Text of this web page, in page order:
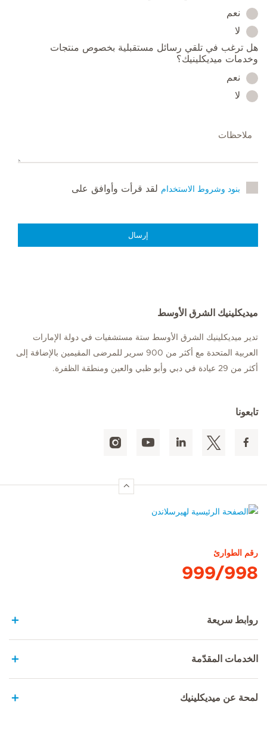
نعم
لا
هل ترغب في تلقي رسائل مستقبلية بخصوص منتجات
وخدمات ميديكلينيك؟
نعم
لا
بنود وشروط الاستخدام لقد قرأت وأوافق على
إرسال
ميديكلينيك الشرق الأوسط
تدير ميديكلينيك الشرق الأوسط ستة مستشفيات في دولة الإمارات
العربية المتحدة مع أكثر من 900 سرير للمرضى المقيمين بالإضافة إلى
أكثر من 29 عيادة في دبي وأبو ظبي والعين ومنطقة الظفرة.
تابعونا
رقم الطوارئ
999/998
روابط سريعة
الخدمات المقدّمة
لمحة عن ميديكلينيك